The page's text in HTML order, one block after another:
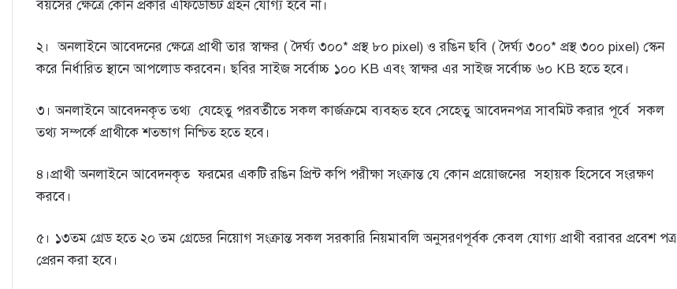
বয়সের ক্ষেত্রে কোন প্রকার এফিডেভিট গ্রহন যোগ্য হবে না।
২। অনলাইনে আবেদনের ক্ষেত্রে প্রাথী তার স্বাক্ষর ( দৈর্ঘ্য ৩০০* প্রস্থ ৮০ pixel) ও রঙিন ছবি ( দৈর্ঘ্য ৩০০* প্রস্থ ৩০০ pixel) স্কেন
করে নির্ধারিত স্থানে আপলোড করবেন। ছবির সাইজ সর্বোচ্চ ১০০ KB এবং স্বাক্ষর এর সাইজ সর্বোচ্চ ৬০ KB হতে হবে।
৩। অনলাইনে আবেদনকৃত তথ্য যেহেতু পরবর্তীতে সকল কার্জক্রমে ব্যবহৃত হবে সেহেতু আবেদনপত্র সাবমিট করার পূর্বে সকল
তথ্য সম্পর্কে প্রাথীকে শতভাগ নিশ্চিত হতে হবে।
৪।প্রাথী অনলাইনে আবেদনকৃত ফরমের একটি রঙিন প্রিন্ট কপি পরীক্ষা সংক্রান্ত যে কোন প্রয়োজনের সহায়ক হিসেবে সংরক্ষণ
করবে।
৫। ১৩তম গ্রেড হতে ২০ তম গ্রেডের নিয়োগ সংক্রান্ত সকল সরকারি নিয়মাবলি অনুসরণপূর্বক কেবল যোগ্য প্রাথী বরাবর প্রবেশ পত্র
প্রেরন করা হবে।